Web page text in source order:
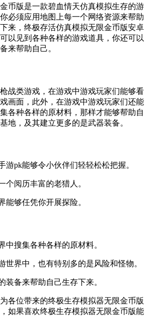
币版是一款碧血情天仿真模拟生存的游
必须应用地图上每一个网络资源来帮助
来，终极存活仿真模拟无限金币版安卓
以见到各种各样的游戏道具，你还可以
来帮助自己。
战类游戏，在游戏中游戏玩家们能够看
画面，此外，在游戏中游戏玩家们还能
各种各样的原材料，那样才能够帮助自
地，及其建立更多的是武器装备。
游pk能够令小伙伴们轻轻松松把握。
个阅历丰富的老猎人。
能够任凭你开展探险。
中搜集各种各样的原材料。
世界中，也有特别多的是风险和怪物。
装备来帮助自己生存下来。
各位带来的终极生存模拟器无限金币版
如果喜欢终极生存模拟器无限金币版能